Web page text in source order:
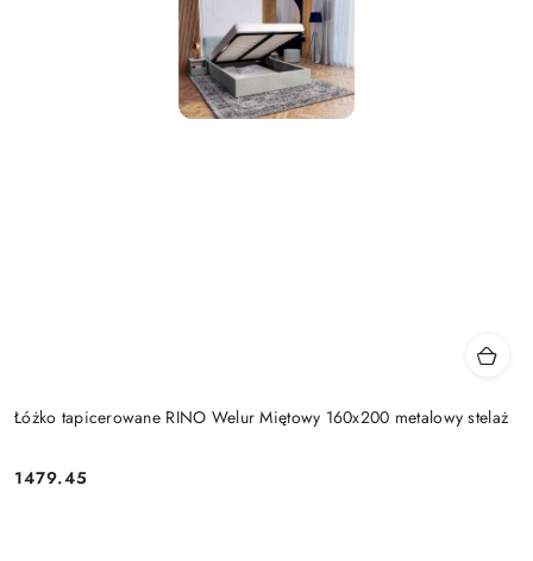
Łóżko tapicerowane RINO Welur Miętowy 160x200 metalowy stelaż
Cena:
1479.45